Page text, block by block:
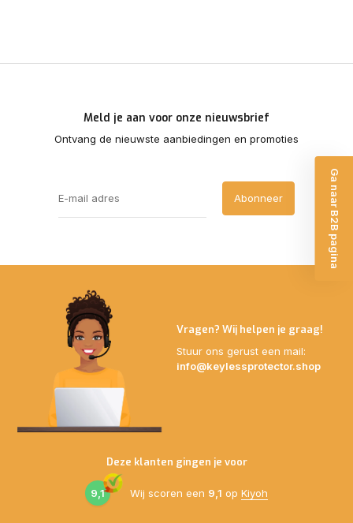
Meld je aan voor onze nieuwsbrief
Ontvang de nieuwste aanbiedingen en promoties
Abonneer
Vragen? Wij helpen je graag!
Stuur ons gerust een mail:
info@keylessprotector.shop
Deze klanten gingen je voor
9,1 Wij scoren een 9,1 op Kiyoh
Ga naar B2B pagina